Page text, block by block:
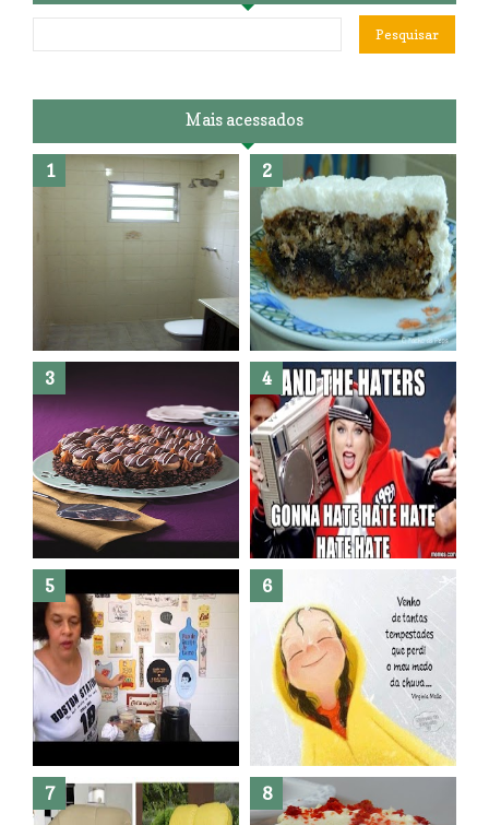
Mais acessados
Banheiro novo por menos de
R$300,00 ?? E sem quebra
quebra ??( Editado)
Posso congelar bolo ??
Dez bolos pra fazer antes de
morrer !
Haters, como surgiram?